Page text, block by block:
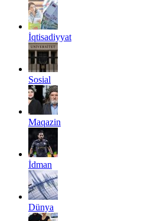
İqtisadiyyat
Sosial
Maqazin
İdman
Dünya